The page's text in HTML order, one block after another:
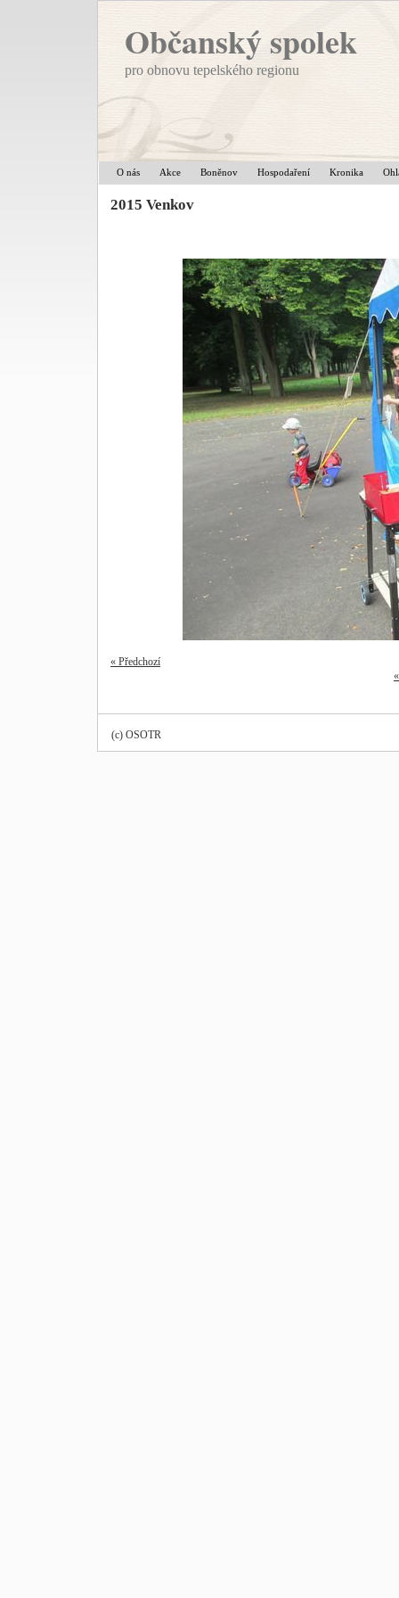
Občanský spolek
pro obnovu tepelského regionu
O nás Akce Boněnov Hospodaření Kronika
2015 Venkov
« Předchozí
(c) OSOTR